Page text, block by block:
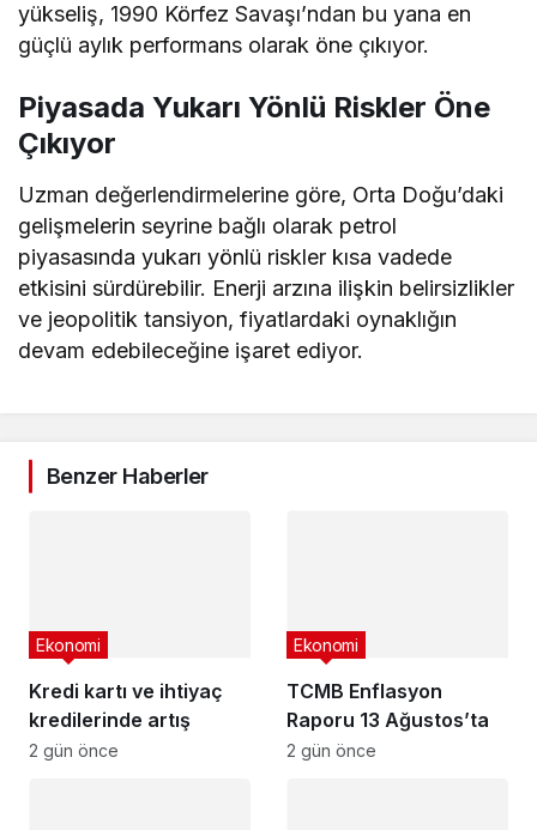
yükseliş, 1990 Körfez Savaşı’ndan bu yana en
güçlü aylık performans olarak öne çıkıyor.
Piyasada Yukarı Yönlü Riskler Öne
Çıkıyor
Uzman değerlendirmelerine göre, Orta Doğu’daki
gelişmelerin seyrine bağlı olarak petrol
piyasasında yukarı yönlü riskler kısa vadede
etkisini sürdürebilir. Enerji arzına ilişkin belirsizlikler
ve jeopolitik tansiyon, fiyatlardaki oynaklığın
devam edebileceğine işaret ediyor.
Benzer Haberler
Kredi kartı ve ihtiyaç
kredilerinde artış
Ekonomi
2 gün önce
TCMB Enflasyon
Raporu 13 Ağustos’ta
Ekonomi
2 gün önce